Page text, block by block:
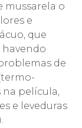
mussarela o
e
que
de
película,
e leveduras